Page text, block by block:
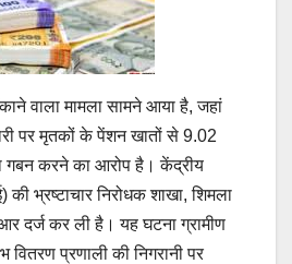
वाला मामला सामने आया है, जहां
पर मृतकों के पेंशन खातों से 9.02
गबन करने का आरोप है। केंद्रीय
की भ्रष्टाचार निरोधक शाखा, शिमला
दर्ज कर ली है। यह घटना ग्रामीण
प्रणाली की निगरानी पर